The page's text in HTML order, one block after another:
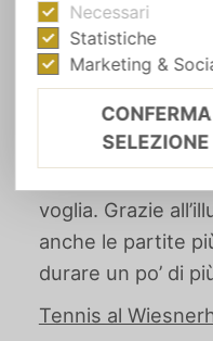
Tennis
In vacanza al
due campi da
voglia. Grazie
anche le partite
durare un po’ di
Tennis al
Necessari
Statistiche
Marketing &
CONFERMA
SELEZIONE